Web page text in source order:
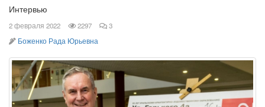
Интервью
2 февраля 2022 просмотров
2297 комментариев
3
автор
Боженко Рада Юрьевна